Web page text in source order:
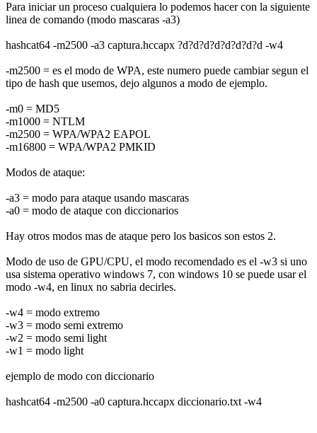
Para iniciar un proceso cualquiera lo podemos hacer con la siguiente
linea de comando (modo mascaras -a3)
hashcat64 -m2500 -a3 captura.hccapx ?d?d?d?d?d?d?d?d -w4
-m2500 = es el modo de WPA, este numero puede cambiar segun el
tipo de hash que usemos, dejo algunos a modo de ejemplo.
-m0 = MD5
-m1000 = NTLM
-m2500 = WPA/WPA2 EAPOL
-m16800 = WPA/WPA2 PMKID
Modos de ataque:
-a3 = modo para ataque usando mascaras
-a0 = modo de ataque con diccionarios
Hay otros modos mas de ataque pero los basicos son estos 2.
Modo de uso de GPU/CPU, el modo recomendado es el -w3 si uno
usa sistema operativo windows 7, con windows 10 se puede usar el
modo -w4, en linux no sabria decirles.
-w4 = modo extremo
-w3 = modo semi extremo
-w2 = modo semi light
-w1 = modo light
ejemplo de modo con diccionario
hashcat64 -m2500 -a0 captura.hccapx diccionario.txt -w4